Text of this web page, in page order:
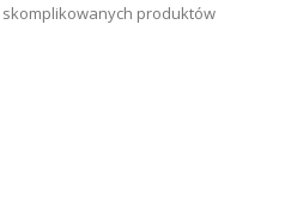
skomplikowanych produktów